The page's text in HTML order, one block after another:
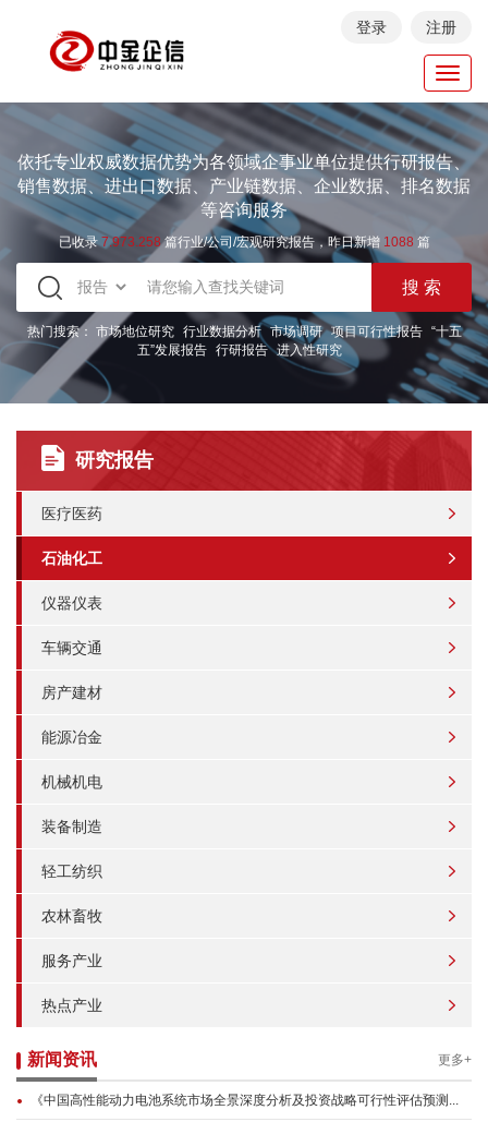
登录 注册
依托专业权威数据优势为各领域企事业单位提供行研报告、
销售数据、进出口数据、产业链数据、企业数据、排名数据
等咨询服务
已收录7.973.258篇行业/公司/宏观研究报告，昨日新增 1088 篇
热门搜索： 市场地位研究 行业数据分析 市场调研 项目可行性报告
“十五
五”发展报告 行研报告 进入性研究
研究报告
医疗医药
石油化工
仪器仪表
车辆交通
房产建材
能源冶金
机械机电
装备制造
轻工纺织
农林畜牧
服务产业
热点产业
新闻资讯 更多+
《中国高性能动力电池系统市场全景深度分析及投资战略可行性评估预测...